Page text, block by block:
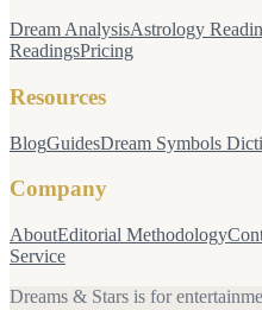
Dream AnalysisAstrology
ReadingsPricing
Resources
BlogGuidesDream Symbols
Company
AboutEditorial Methodology
Service
Dreams & Stars is for